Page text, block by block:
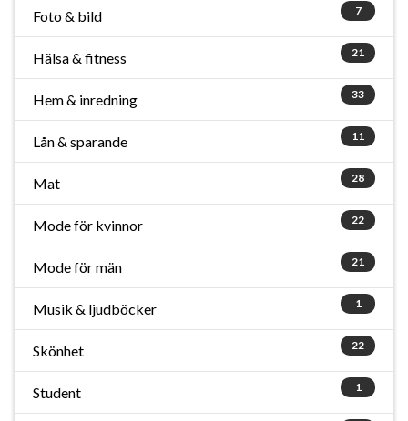
7
Foto & bild
21
Hälsa & fitness
33
Hem & inredning
11
Lån & sparande
28
Mat
22
Mode för kvinnor
21
Mode för män
1
Musik & ljudböcker
22
Skönhet
1
Student